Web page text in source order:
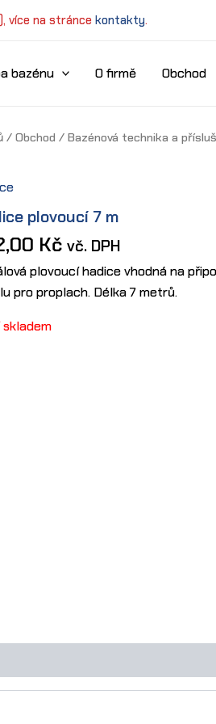
více na stránce kontakty.
bazénu O firmě Obchod
/ Obchod / Bazénová technika a
plovoucí 7 m
Kč vč. DPH
plovoucí hadice vhodná na
pro proplach. Délka 7 metrů.
skladem